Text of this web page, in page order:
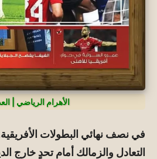
الأهرام الرياضي | العدد 1792 | 24 أبريل
في نصف نهائي البطولات
التعادل والزمالك أمام تحدٍ خارج